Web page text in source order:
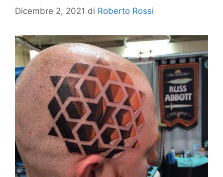
Dicembre 2, 2021 di Roberto Rossi